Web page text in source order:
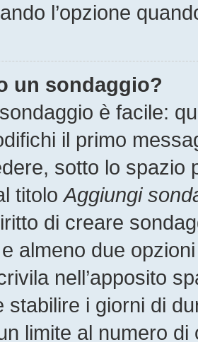
l’opzione
un sondaggio?
è facile:
il primo
sotto lo spazio
titoloAggiungi
di creare
almeno due
nell’apposito
stabilire i giorni di
limite al numero